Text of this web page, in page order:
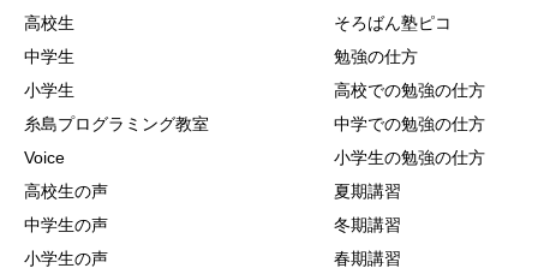
高校生
中学生
小学生
糸島プログラミング教室
Voice
高校生の声
中学生の声
小学生の声
そろばん塾ピコ
勉強の仕方
高校での勉強の仕方
中学での勉強の仕方
小学生の勉強の仕方
夏期講習
冬期講習
春期講習